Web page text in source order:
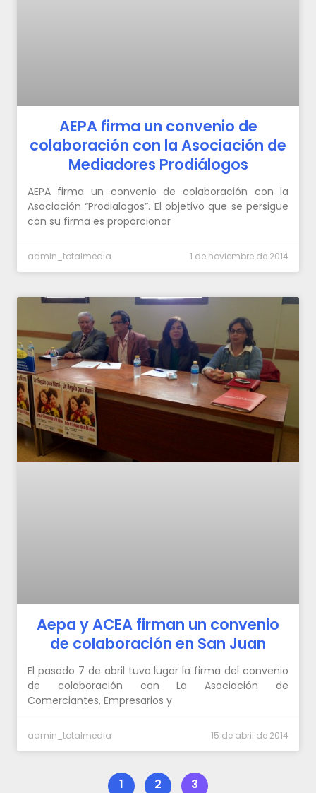
AEPA firma un convenio de
colaboración con la Asociación de
Mediadores Prodiálogos
AEPA firma un convenio de colaboración con la
Asociación “Prodialogos”. El objetivo que se persigue
con su firma es proporcionar
admin_totalmedia 1 de noviembre de 2014
Aepa y ACEA firman un convenio
de colaboración en San Juan
El pasado 7 de abril tuvo lugar la firma del convenio
de colaboración con La Asociación de
Comerciantes, Empresarios y
admin_totalmedia 15 de abril de 2014
1 2 3